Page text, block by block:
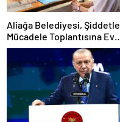
Aliağa Belediyesi, Şiddetle
Mücadele Toplantısına Ev
Sahipliği Yaptı